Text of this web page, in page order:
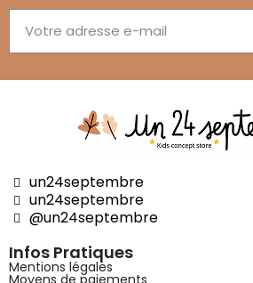
un24septembre
un24septembre
@un24septembre
Infos Pratiques
Mentions légales
Moyens de paiements